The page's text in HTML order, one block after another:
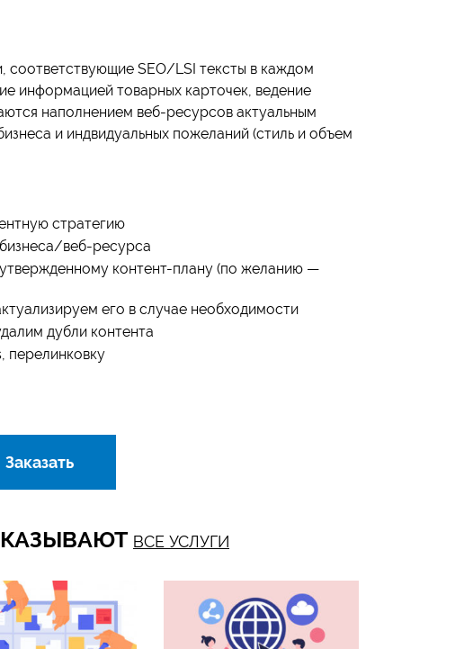
соответствующие SEO/LSI тексты в каждом
информацией товарных карточек, ведение
наполнением веб-ресурсов актуальным
и индвидуальных пожеланий (стиль и объем
стратегию
веб-ресурса
контент-плану (по желанию —
его в случае необходимости
дубли контента
перелинковку
Заказать
ВСЕ УСЛУГИ